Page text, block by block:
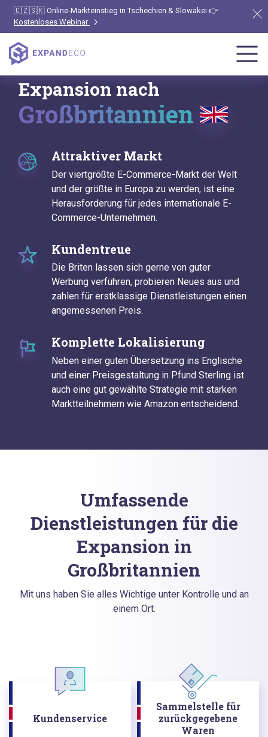
🇨🇿🇸🇰 Online-Markteinstieg in Tschechien & Slowakei 👉
Kostenloses Webinar
Expansion nach
Großbritannien
Attraktiver Markt
Der viertgrößte E-Commerce-Markt der Welt
und der größte in Europa zu werden, ist eine
Herausforderung für jedes internationale E-
Commerce-Unternehmen.
Kundentreue
Die Briten lassen sich gerne von guter
Werbung verführen, probieren Neues aus und
zahlen für erstklassige Dienstleistungen einen
angemessenen Preis.
Komplette Lokalisierung
Neben einer guten Übersetzung ins Englische
und einer Preisgestaltung in Pfund Sterling ist
auch eine gut gewählte Strategie mit starken
Marktteilnehmern wie Amazon entscheidend.
Umfassende
Dienstleistungen für die
Expansion in
Großbritannien
Mit uns haben Sie alles Wichtige unter Kontrolle und an
einem Ort.
Kundenservice
Sammelstelle für
zurückgegebene
Waren